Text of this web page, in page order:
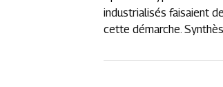
industrialisés faisaient
cette démarche.